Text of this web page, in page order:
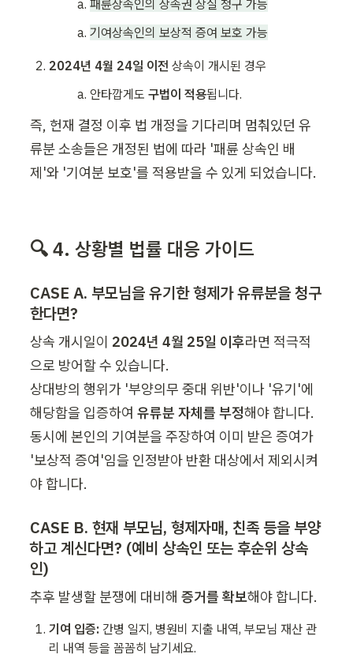
패륜상속인의 상속권 상실 청구 가능
기여상속인의 보상적 증여 보호 가능
2024년 4월 24일 이전 상속이 개시된 경우
안타깝게도 구법이 적용됩니다.
즉, 헌재 결정 이후 법 개정을 기다리며 멈춰있던 유
류분 소송들은 개정된 법에 따라 '패륜 상속인 배
제'와 '기여분 보호'를 적용받을 수 있게 되었습니다.
🔍 4. 상황별 법률 대응 가이드
CASE A. 부모님을 유기한 형제가 유류분을 청구
한다면?
상속 개시일이 2024년 4월 25일 이후라면 적극적
으로 방어할 수 있습니다.
상대방의 행위가 '부양의무 중대 위반'이나 '유기'에
해당함을 입증하여 유류분 자체를 부정해야 합니다.
동시에 본인의 기여분을 주장하여 이미 받은 증여가
'보상적 증여'임을 인정받아 반환 대상에서 제외시켜
야 합니다.
CASE B. 현재 부모님, 형제자매, 친족 등을 부양
하고 계신다면? (예비 상속인 또는 후순위 상속
인)
추후 발생할 분쟁에 대비해 증거를 확보해야 합니다.
기여 입증: 간병 일지, 병원비 지출 내역, 부모님 재산 관
리 내역 등을 꼼꼼히 남기세요.